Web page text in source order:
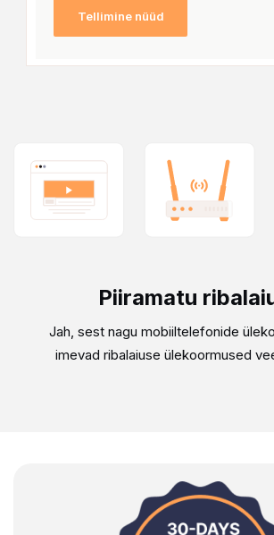
Tellimine nüüd
Piiramatu
Jah, sest nagu mobiiltelefonide
imevad ribalaiuse ülekoormused